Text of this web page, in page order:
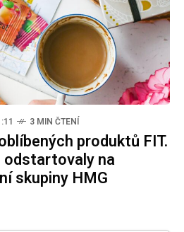
3 MIN ČTENÍ
produktů FIT.
odstartovaly na
skupiny HMG